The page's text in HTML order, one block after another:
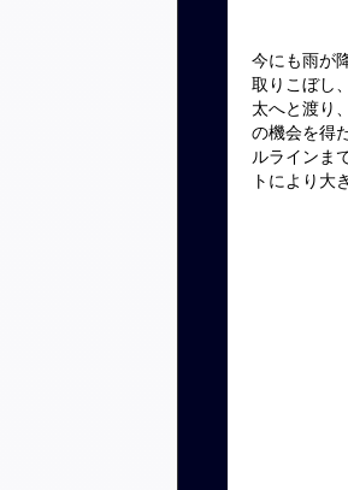
今にも雨が
取りこぼし
太へと渡り
の機会を得
ルラインま
トにより大